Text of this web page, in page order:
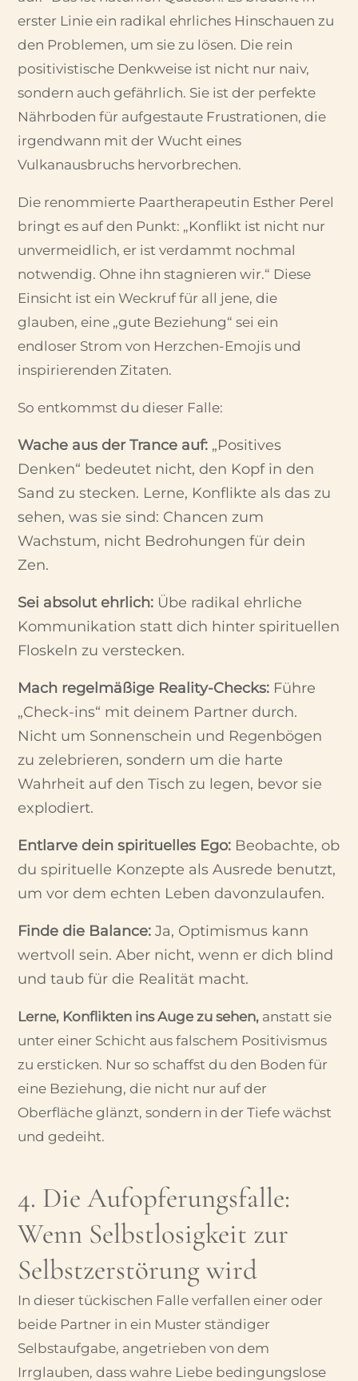
erster Linie ein radikal ehrliches Hinschauen zu
den Problemen, um sie zu lösen. Die rein
positivistische Denkweise ist nicht nur naiv,
sondern auch gefährlich. Sie ist der perfekte
Nährboden für aufgestaute Frustrationen, die
irgendwann mit der Wucht eines
Vulkanausbruchs hervorbrechen.
Die renommierte Paartherapeutin Esther Perel
bringt es auf den Punkt: „Konflikt ist nicht nur
unvermeidlich, er ist verdammt nochmal
notwendig. Ohne ihn stagnieren wir.“ Diese
Einsicht ist ein Weckruf für all jene, die
glauben, eine „gute Beziehung“ sei ein
endloser Strom von Herzchen-Emojis und
inspirierenden Zitaten.
So entkommst du dieser Falle:
Wache aus der Trance auf: „Positives
Denken“ bedeutet nicht, den Kopf in den
Sand zu stecken. Lerne, Konflikte als das zu
sehen, was sie sind: Chancen zum
Wachstum, nicht Bedrohungen für dein
Zen.
Sei absolut ehrlich: Übe radikal ehrliche
Kommunikation statt dich hinter spirituellen
Floskeln zu verstecken.
Mach regelmäßige Reality-Checks: Führe
„Check-ins“ mit deinem Partner durch.
Nicht um Sonnenschein und Regenbögen
zu zelebrieren, sondern um die harte
Wahrheit auf den Tisch zu legen, bevor sie
explodiert.
Entlarve dein spirituelles Ego: Beobachte, ob
du spirituelle Konzepte als Ausrede benutzt,
um vor dem echten Leben davonzulaufen.
Finde die Balance: Ja, Optimismus kann
wertvoll sein. Aber nicht, wenn er dich blind
und taub für die Realität macht.
Lerne, Konflikten ins Auge zu sehen, anstatt sie
unter einer Schicht aus falschem Positivismus
zu ersticken. Nur so schaffst du den Boden für
eine Beziehung, die nicht nur auf der
Oberfläche glänzt, sondern in der Tiefe wächst
und gedeiht.
4. Die Aufopferungsfalle:
Wenn Selbstlosigkeit zur
Selbstzerstörung wird
In dieser tückischen Falle verfallen einer oder
beide Partner in ein Muster ständiger
Selbstaufgabe, angetrieben von dem
Irrglauben, dass wahre Liebe bedingungslose